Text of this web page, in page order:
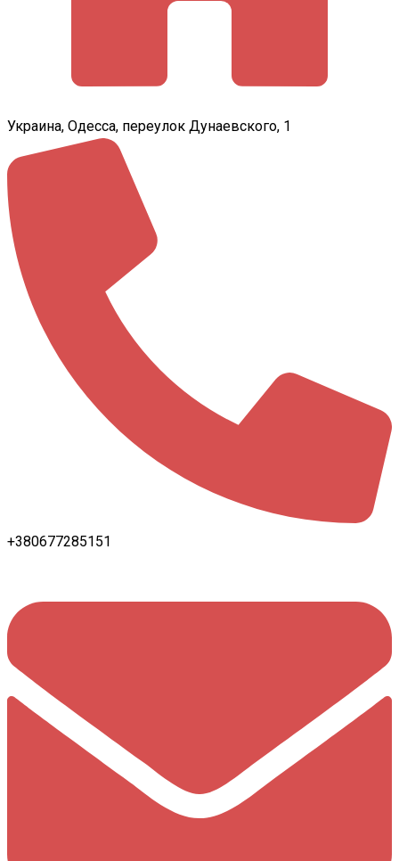
Украина, Одесса, переулок Дунаевского, 1
+380677285151